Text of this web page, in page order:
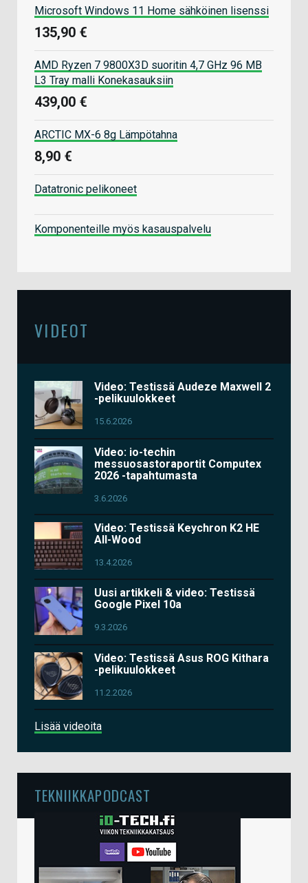
Microsoft Windows 11 Home sähköinen lisenssi
135,90 €
AMD Ryzen 7 9800X3D suoritin 4,7 GHz 96 MB
L3 Tray malli Konekasauksiin
439,00 €
ARCTIC MX-6 8g Lämpötahna
8,90 €
Datatronic pelikoneet
Komponenteille myös kasauspalvelu
VIDEOT
Video: Testissä Audeze Maxwell 2
-pelikuulokkeet
15.6.2026
Video: io-techin
messuosastoraportit Computex
2026 -tapahtumasta
3.6.2026
Video: Testissä Keychron K2 HE
All-Wood
13.4.2026
Uusi artikkeli & video: Testissä
Google Pixel 10a
9.3.2026
Video: Testissä Asus ROG Kithara
-pelikuulokkeet
11.2.2026
Lisää videoita
TEKNIIKKAPODCAST